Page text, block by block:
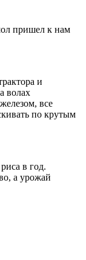
пришел к нам
и
волах
все
по крутым
в год.
а урожай